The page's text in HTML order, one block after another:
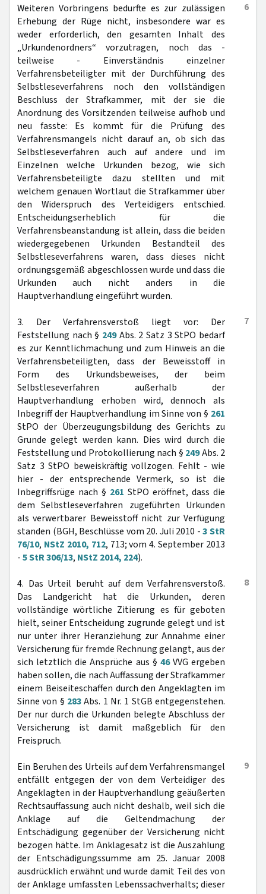
6
Weiteren Vorbringens bedurfte es zur zulässigen
Erhebung der Rüge nicht, insbesondere war es
weder erforderlich, den gesamten Inhalt des
„Urkundenordners“ vorzutragen, noch das -
teilweise - Einverständnis einzelner
Verfahrensbeteiligter mit der Durchführung des
Selbstleseverfahrens noch den vollständigen
Beschluss der Strafkammer, mit der sie die
Anordnung des Vorsitzenden teilweise aufhob und
neu fasste: Es kommt für die Prüfung des
Verfahrensmangels nicht darauf an, ob sich das
Selbstleseverfahren auch auf andere und im
Einzelnen welche Urkunden bezog, wie sich
Verfahrensbeteiligte dazu stellten und mit
welchem genauen Wortlaut die Strafkammer über
den Widerspruch des Verteidigers entschied.
Entscheidungserheblich für die
Verfahrensbeanstandung ist allein, dass die beiden
wiedergegebenen Urkunden Bestandteil des
Selbstleseverfahrens waren, dass dieses nicht
ordnungsgemäß abgeschlossen wurde und dass die
Urkunden auch nicht anders in die
Hauptverhandlung eingeführt wurden.
7
3. Der Verfahrensverstoß liegt vor: Der
Feststellung nach § 249Abs. 2 Satz 3 StPO bedarf
es zur Kenntlichmachung und zum Hinweis an die
Verfahrensbeteiligten, dass der Beweisstoff in
Form des Urkundsbeweises, der beim
Selbstleseverfahren außerhalb der
Hauptverhandlung erhoben wird, dennoch als
Inbegriff der Hauptverhandlung im Sinne von § 261
StPO der Überzeugungsbildung des Gerichts zu
Grunde gelegt werden kann. Dies wird durch die
Feststellung und Protokollierung nach § 249Abs. 2
Satz 3 StPO beweiskräftig vollzogen. Fehlt - wie
hier - der entsprechende Vermerk, so ist die
Inbegriffsrüge nach § 261 StPO eröffnet, dass die
dem Selbstleseverfahren zugeführten Urkunden
als verwertbarer Beweisstoff nicht zur Verfügung
standen (BGH, Beschlüsse vom 20. Juli 2010 -3 StR
76/10, NStZ 2010, 712, 713; vom 4. September 2013
-5 StR 306/13, NStZ 2014, 224).
8
4. Das Urteil beruht auf dem Verfahrensverstoß.
Das Landgericht hat die Urkunden, deren
vollständige wörtliche Zitierung es für geboten
hielt, seiner Entscheidung zugrunde gelegt und ist
nur unter ihrer Heranziehung zur Annahme einer
Versicherung für fremde Rechnung gelangt, aus der
sich letztlich die Ansprüche aus § 46VVG ergeben
haben sollen, die nach Auffassung der Strafkammer
einem Beiseiteschaffen durch den Angeklagten im
Sinne von § 283Abs. 1 Nr. 1 StGB entgegenstehen.
Der nur durch die Urkunden belegte Abschluss der
Versicherung ist damit maßgeblich für den
Freispruch.
9
Ein Beruhen des Urteils auf dem Verfahrensmangel
entfällt entgegen der von dem Verteidiger des
Angeklagten in der Hauptverhandlung geäußerten
Rechtsauffassung auch nicht deshalb, weil sich die
Anklage auf die Geltendmachung der
Entschädigung gegenüber der Versicherung nicht
bezogen hätte. Im Anklagesatz ist die Auszahlung
der Entschädigungssumme am 25. Januar 2008
ausdrücklich erwähnt und wurde damit Teil des von
der Anklage umfassten Lebenssachverhalts; dieser